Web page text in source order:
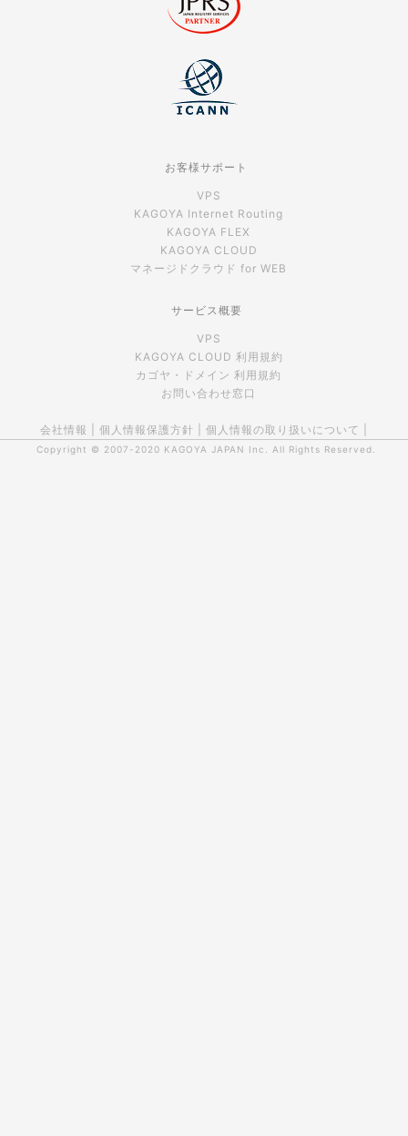
お客様サポート
VPS
KAGOYA Internet Routing
KAGOYA FLEX
KAGOYA CLOUD
マネージドクラウド for WEB
サービス概要
VPS
KAGOYA CLOUD 利用規約
カゴヤ・ドメイン 利用規約
お問い合わせ窓口
会社情報 個人情報保護方針 個人情報の取り扱いについて
Copyright © 2007-2020 KAGOYA JAPAN Inc. All Rights Reserved.